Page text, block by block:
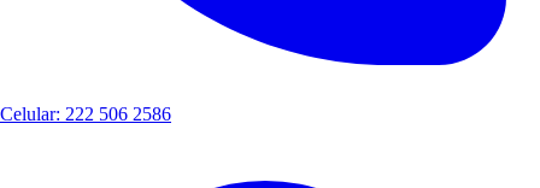
Celular: 222 506 2586